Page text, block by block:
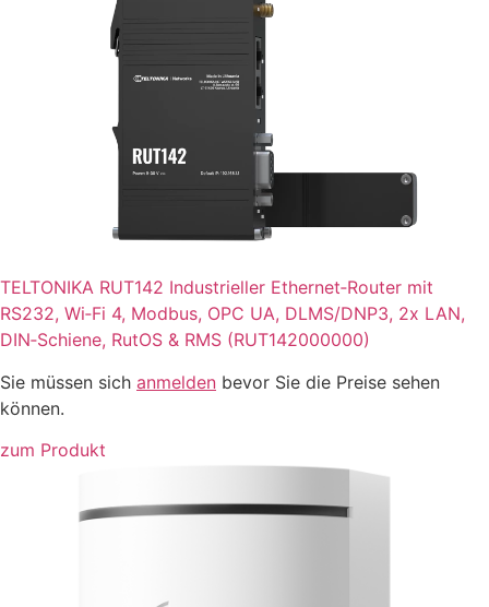
TELTONIKA RUT142 Industrieller Ethernet‑Router mit
RS232, Wi‑Fi 4, Modbus, OPC UA, DLMS/DNP3, 2x LAN,
DIN‑Schiene, RutOS & RMS (RUT142000000)
Sie müssen sich anmelden bevor Sie die Preise sehen
können.
zum Produkt